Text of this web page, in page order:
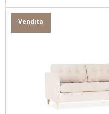
Vendita